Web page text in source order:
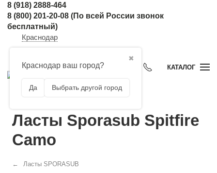
8 (918) 2888-464
8 (800) 201-20-08 (По всей России звонок
бесплатный)
Краснодар
✖
Краснодар ваш город?
Да Выбрать другой город
КАТАЛОГ
Ласты Sporasub Spitfire
Camo
Ласты SPORASUB